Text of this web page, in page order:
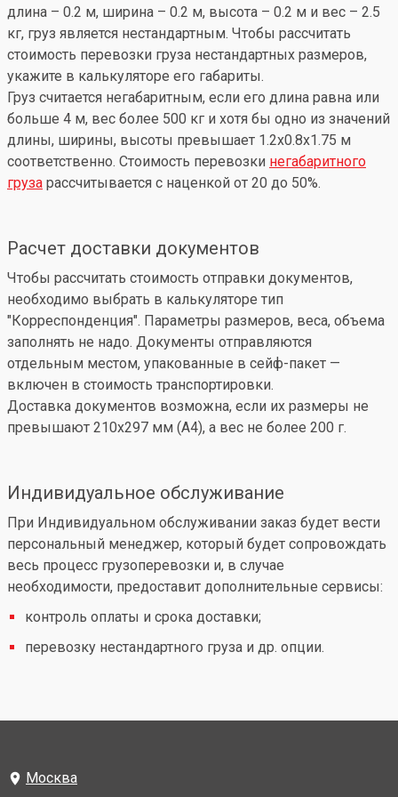
длина – 0.2 м, ширина – 0.2 м, высота – 0.2 м и вес – 2.5
кг, груз является нестандартным. Чтобы рассчитать
стоимость перевозки груза нестандартных размеров,
укажите в калькуляторе его габариты.
Груз считается негабаритным, если его длина равна или
больше 4 м, вес более 500 кг и хотя бы одно из значений
длины, ширины, высоты превышает 1.2x0.8x1.75 м
соответственно. Стоимость перевозки негабаритного
груза рассчитывается с наценкой от 20 до 50%.
Расчет доставки документов
Чтобы рассчитать стоимость отправки документов,
необходимо выбрать в калькуляторе тип
"Корреспонденция". Параметры размеров, веса, объема
заполнять не надо. Документы отправляются
отдельным местом, упакованные в сейф-пакет —
включен в стоимость транспортировки.
Доставка документов возможна, если их размеры не
превышают 210x297 мм (А4), а вес не более 200 г.
Индивидуальное обслуживание
При Индивидуальном обслуживании заказ будет вести
персональный менеджер, который будет сопровождать
весь процесс грузоперевозки и, в случае
необходимости, предоставит дополнительные сервисы:
контроль оплаты и срока доставки;
перевозку нестандартного груза и др. опции.
Москва